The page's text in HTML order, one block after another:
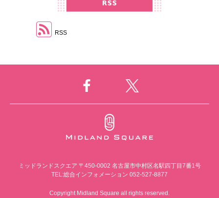
RSS
ミッドランドスクエア 〒450-0002 名古屋市中村区名駅四丁目7番1号
TEL:総合インフォメーション 052-527-8877
Copyright Midland Square all rights reserved.